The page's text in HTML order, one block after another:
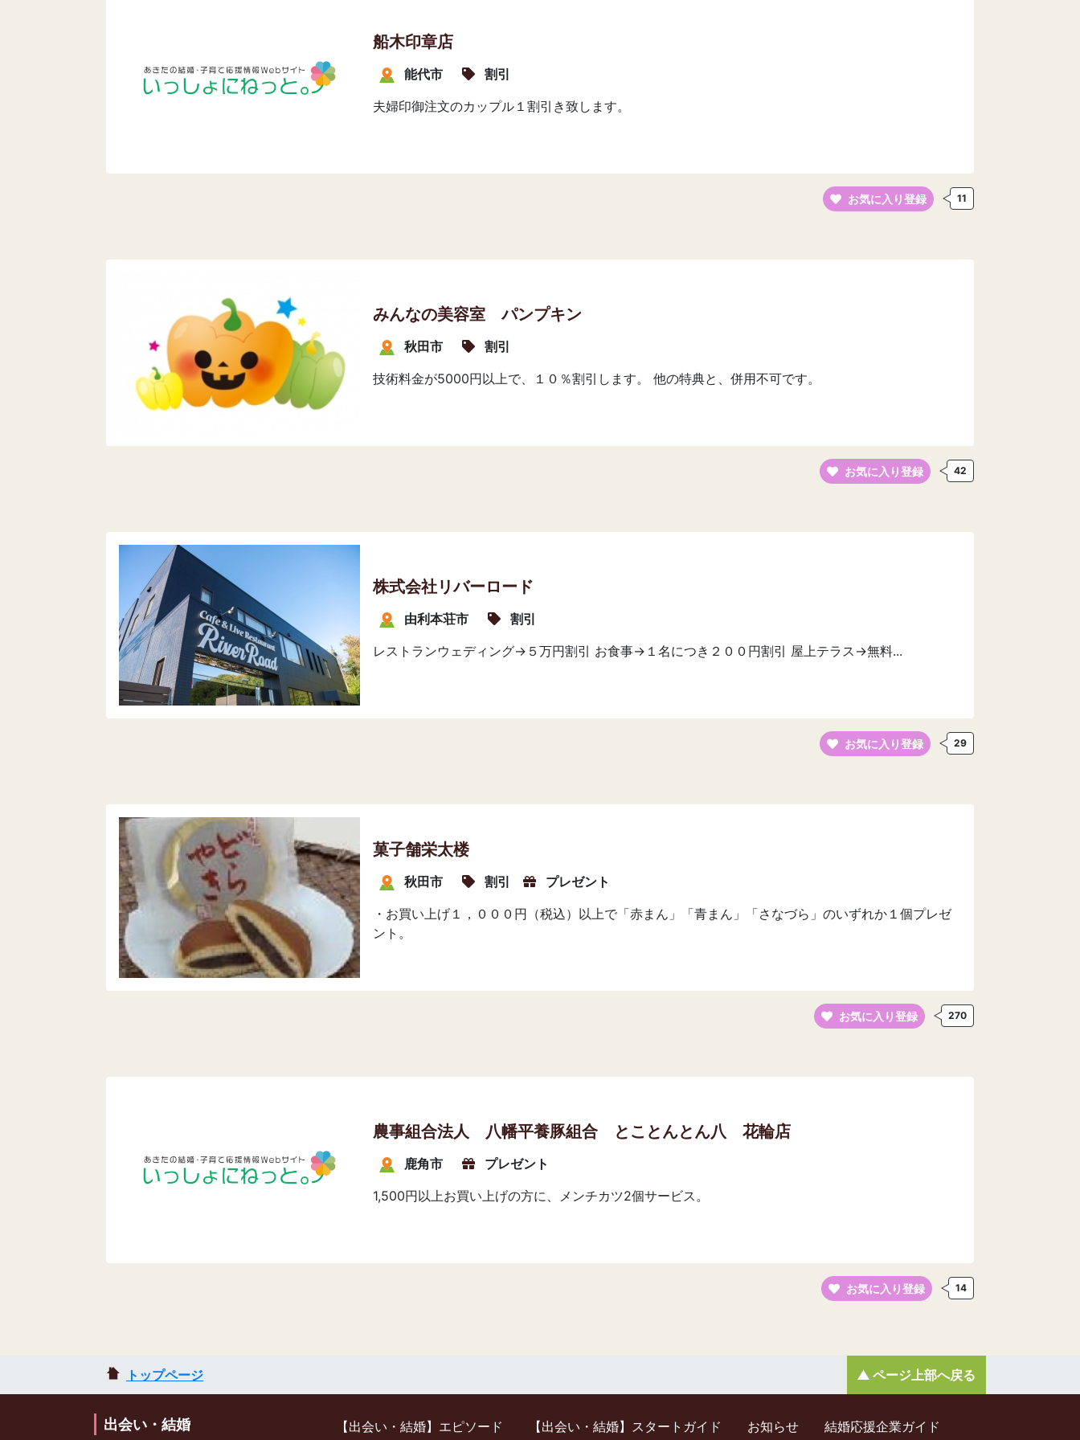
船木印章店
能代市
割引
夫婦印御注文のカップル１割引き致します。
お気に入り登録 11
みんなの美容室 パンプキン
秋田市
割引
技術料金が5000円以上で、１０％割引します。 他の特典と、併用不可です。
お気に入り登録 42
株式会社リバーロード
由利本荘市
割引
レストランウェディング→５万円割引 お食事→１名につき２００円割引 屋上テラス→無料...
お気に入り登録 29
菓子舗栄太楼
秋田市 割引
プレゼント
・お買い上げ１，０００円（税込）以上で「赤まん」「青まん」「さなづら」のいずれか１個プレゼ
ント。
お気に入り登録 270
農事組合法人 八幡平養豚組合 とことんとん八 花輪店
鹿角市
プレゼント
1,500円以上お買い上げの方に、メンチカツ2個サービス。
お気に入り登録 14
トップページ ページ上部へ戻る
出会い・結婚 【出会い・結婚】エピソード 【出会い・結婚】スタートガイド お知らせ 結婚応援企業ガイド